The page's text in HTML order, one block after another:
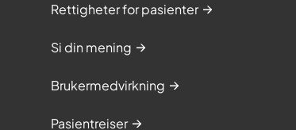
Rettigheter for pasienter
Si din mening
Brukermedvirkning
Pasientreiser